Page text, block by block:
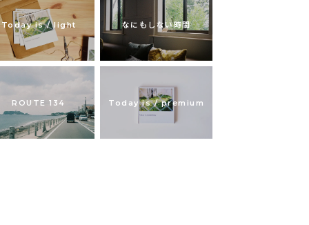
Today is / light なにもしない時間
ROUTE 134 Today is / premium